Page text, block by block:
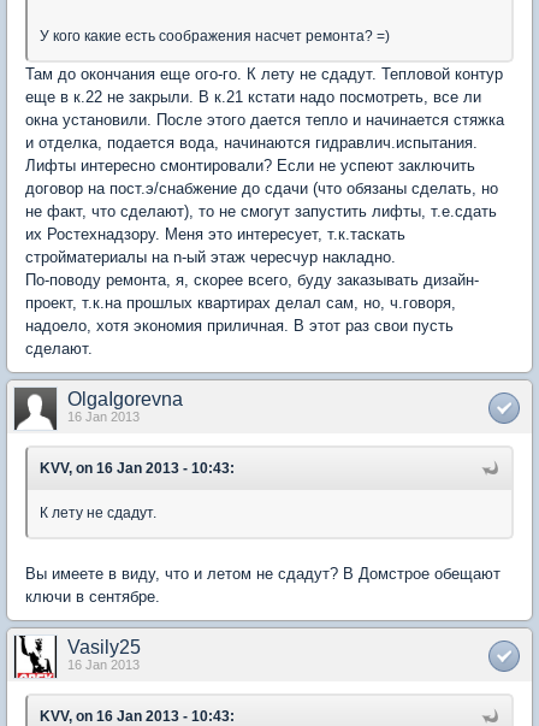
У кого какие есть соображения насчет ремонта? =)
Там до окончания еще ого-го. К лету не сдадут. Тепловой контур
еще в к.22 не закрыли. В к.21 кстати надо посмотреть, все ли
окна установили. После этого дается тепло и начинается стяжка
и отделка, подается вода, начинаются гидравлич.испытания.
Лифты интересно смонтировали? Если не успеют заключить
договор на пост.э/снабжение до сдачи (что обязаны сделать, но
не факт, что сделают), то не смогут запустить лифты, т.е.сдать
их Ростехнадзору. Меня это интересует, т.к.таскать
стройматериалы на n-ый этаж чересчур накладно.
По-поводу ремонта, я, скорее всего, буду заказывать дизайн-
проект, т.к.на прошлых квартирах делал сам, но, ч.говоря,
надоело, хотя экономия приличная. В этот раз свои пусть
сделают.
OlgaIgorevna
16 Jan 2013
KVV, on 16 Jan 2013 - 10:43:
К лету не сдадут.
Вы имеете в виду, что и летом не сдадут? В Домстрое обещают
ключи в сентябре.
Vasily25
16 Jan 2013
KVV, on 16 Jan 2013 - 10:43: